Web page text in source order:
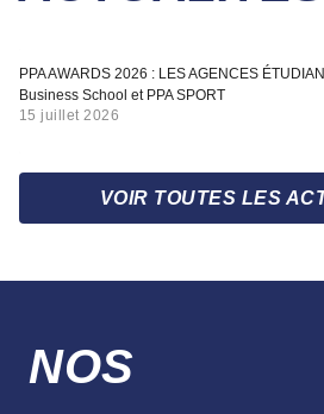
Actualité
PPA AWARDS 2026 : LES AGENCES
Business School et PPA SPORT
15 juillet 2026
VOIR TOUTES LES
NOS